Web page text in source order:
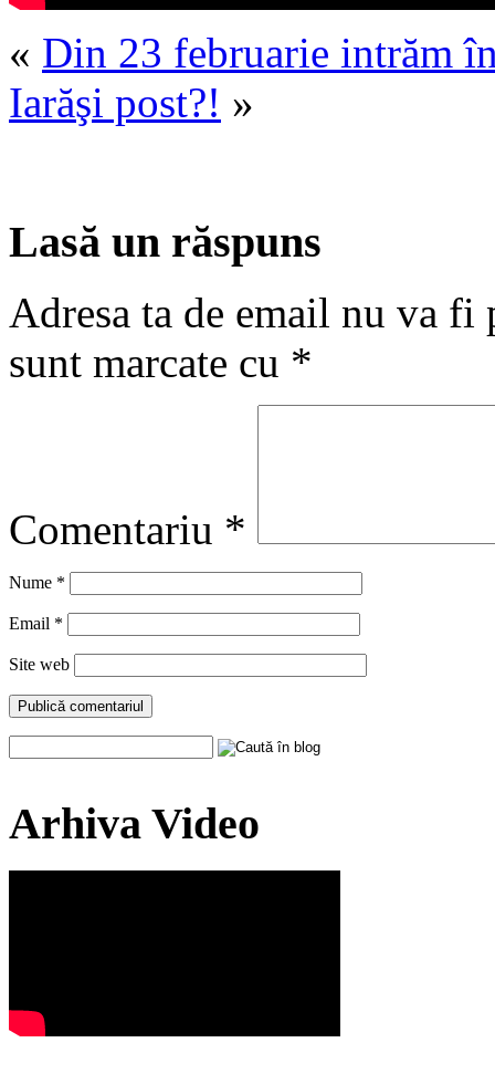
« Din 23 februarie intrăm
Iarăşi post?! »
Lasă un răspuns
Adresa ta de email nu va fi
sunt marcate cu *
Comentariu *
Nume *
Email *
Site web
Arhiva Video